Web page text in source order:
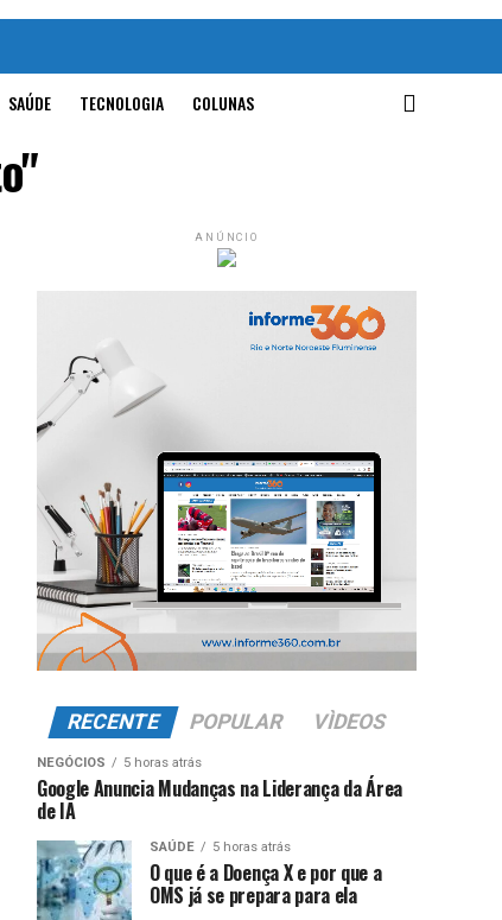
SAÚDE TECNOLOGIA COLUNAS
ANÚNCIO
RECENTE POPULAR VÌDEOS
NEGÓCIOS 5 horas atrás
Google Anuncia Mudanças na Liderança da Área
de IA
SAÚDE 5 horas atrás
O que é a Doença X e por que a
OMS já se prepara para ela